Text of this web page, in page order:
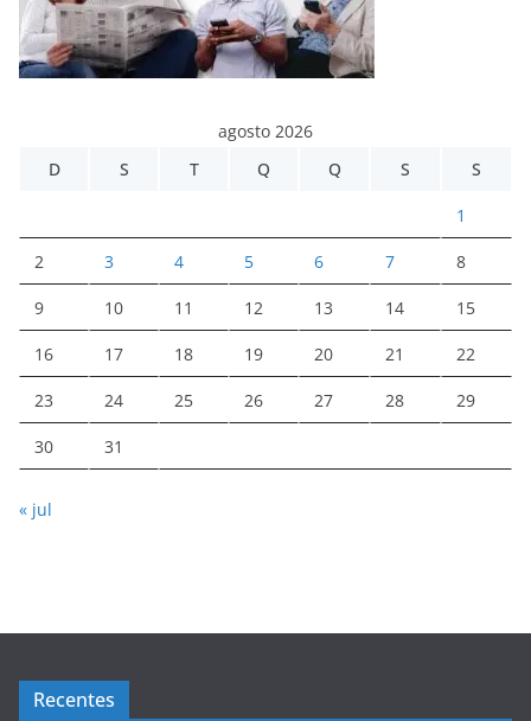
agosto 2026
D
S T Q Q S S
1
2 3 4 5 6 7 8
9 10 11 12 13 14 15
16 17 18 19 20 21 22
23 24 25 26 27 28 29
30 31
« jul
Recentes